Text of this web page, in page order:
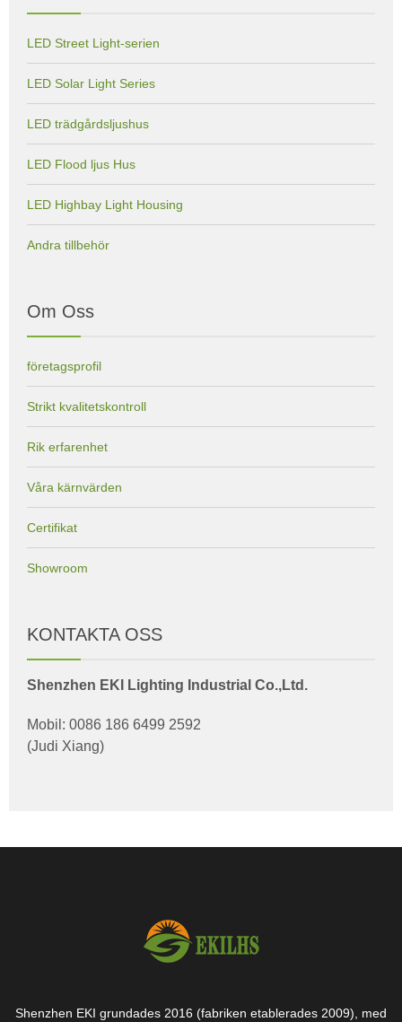
LED Street Light-serien
LED Solar Light Series
LED trädgårdsljushus
LED Flood ljus Hus
LED Highbay Light Housing
Andra tillbehör
Om Oss
företagsprofil
Strikt kvalitetskontroll
Rik erfarenhet
Våra kärnvärden
Certifikat
Showroom
KONTAKTA OSS
Shenzhen EKI Lighting Industrial Co.,Ltd.
Mobil: 0086 186 6499 2592
(Judi Xiang)
Shenzhen EKI grundades 2016 (fabriken etablerades 2009), med